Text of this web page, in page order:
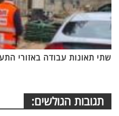
שתי תאונות עבודה באזורי
תגובות הגולשים: